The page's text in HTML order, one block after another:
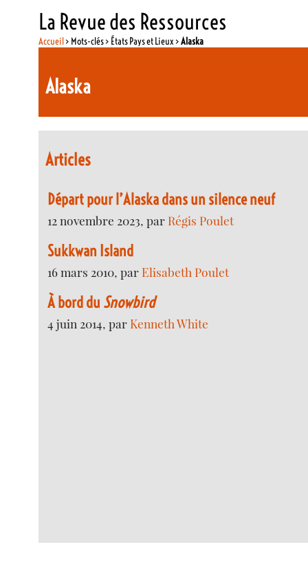
La Revue des Ressources
Accueil> Mots-clés > États Pays et Lieux >Alaska
Alaska
Articles
Départ pour l’Alaska dans un silence neuf
12 novembre 2023, par Régis Poulet
Sukkwan Island
16 mars 2010, parElisabeth Poulet
À bord du Snowbird
4 juin 2014, parKenneth White